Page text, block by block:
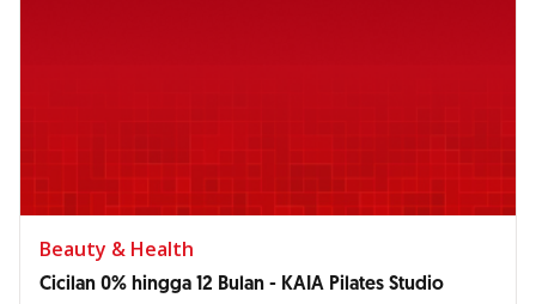
Beauty & Health
Cicilan 0% hingga 12 Bulan - KAIA Pilates Studio